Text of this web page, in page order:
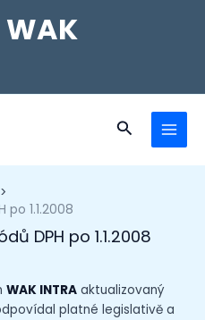
1.1.2008
DPH po 1.1.2008
WAK INTRA aktualizovaný
platné legislativě a